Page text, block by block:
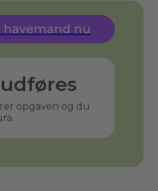
havemand nu
opgaven og du